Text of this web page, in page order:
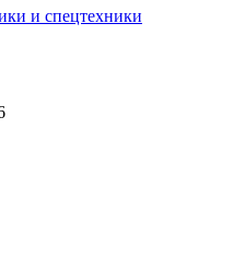
и спецтехники